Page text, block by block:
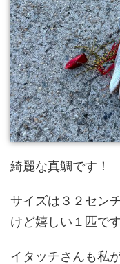
綺麗な真鯛です！
サイズは３２セン
けど嬉しい１匹です
イタッチさんも私